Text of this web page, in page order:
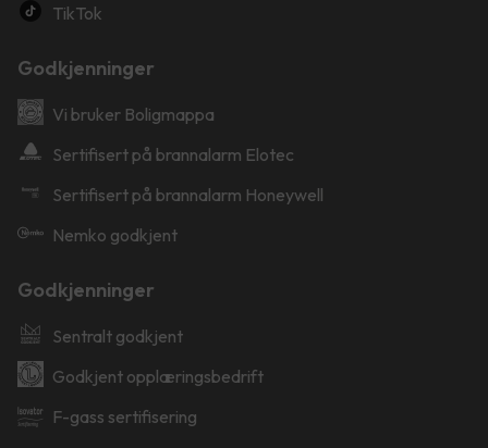
TikTok
Godkjenninger
Vi bruker Boligmappa
Sertifisert på brannalarm Elotec
Sertifisert på brannalarm Honeywell
Nemko godkjent
Godkjenninger
Sentralt godkjent
Godkjent opplæringsbedrift
F-gass sertifisering